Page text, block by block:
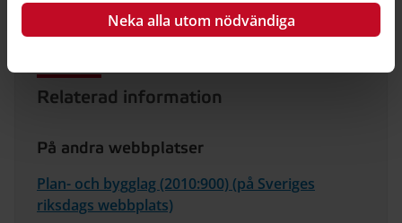
Neka alla utom nödvändiga
Relaterad information
På andra webbplatser
Plan- och bygglag (2010:900) (på Sveriges
riksdags webbplats)